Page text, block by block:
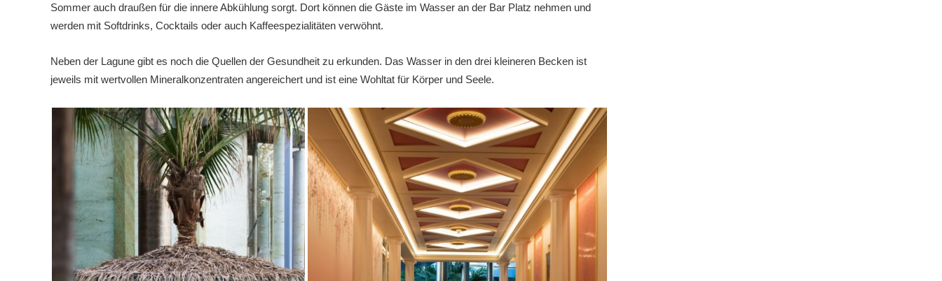
Sommer auch draußen für die innere Abkühlung sorgt. Dort können die Gäste im Wasser an der Bar Platz nehmen und
werden mit Softdrinks, Cocktails oder auch Kaffeespezialitäten verwöhnt.
Neben der Lagune gibt es noch die Quellen der Gesundheit zu erkunden. Das Wasser in den drei kleineren Becken ist
jeweils mit wertvollen Mineralkonzentraten angereichert und ist eine Wohltat für Körper und Seele.